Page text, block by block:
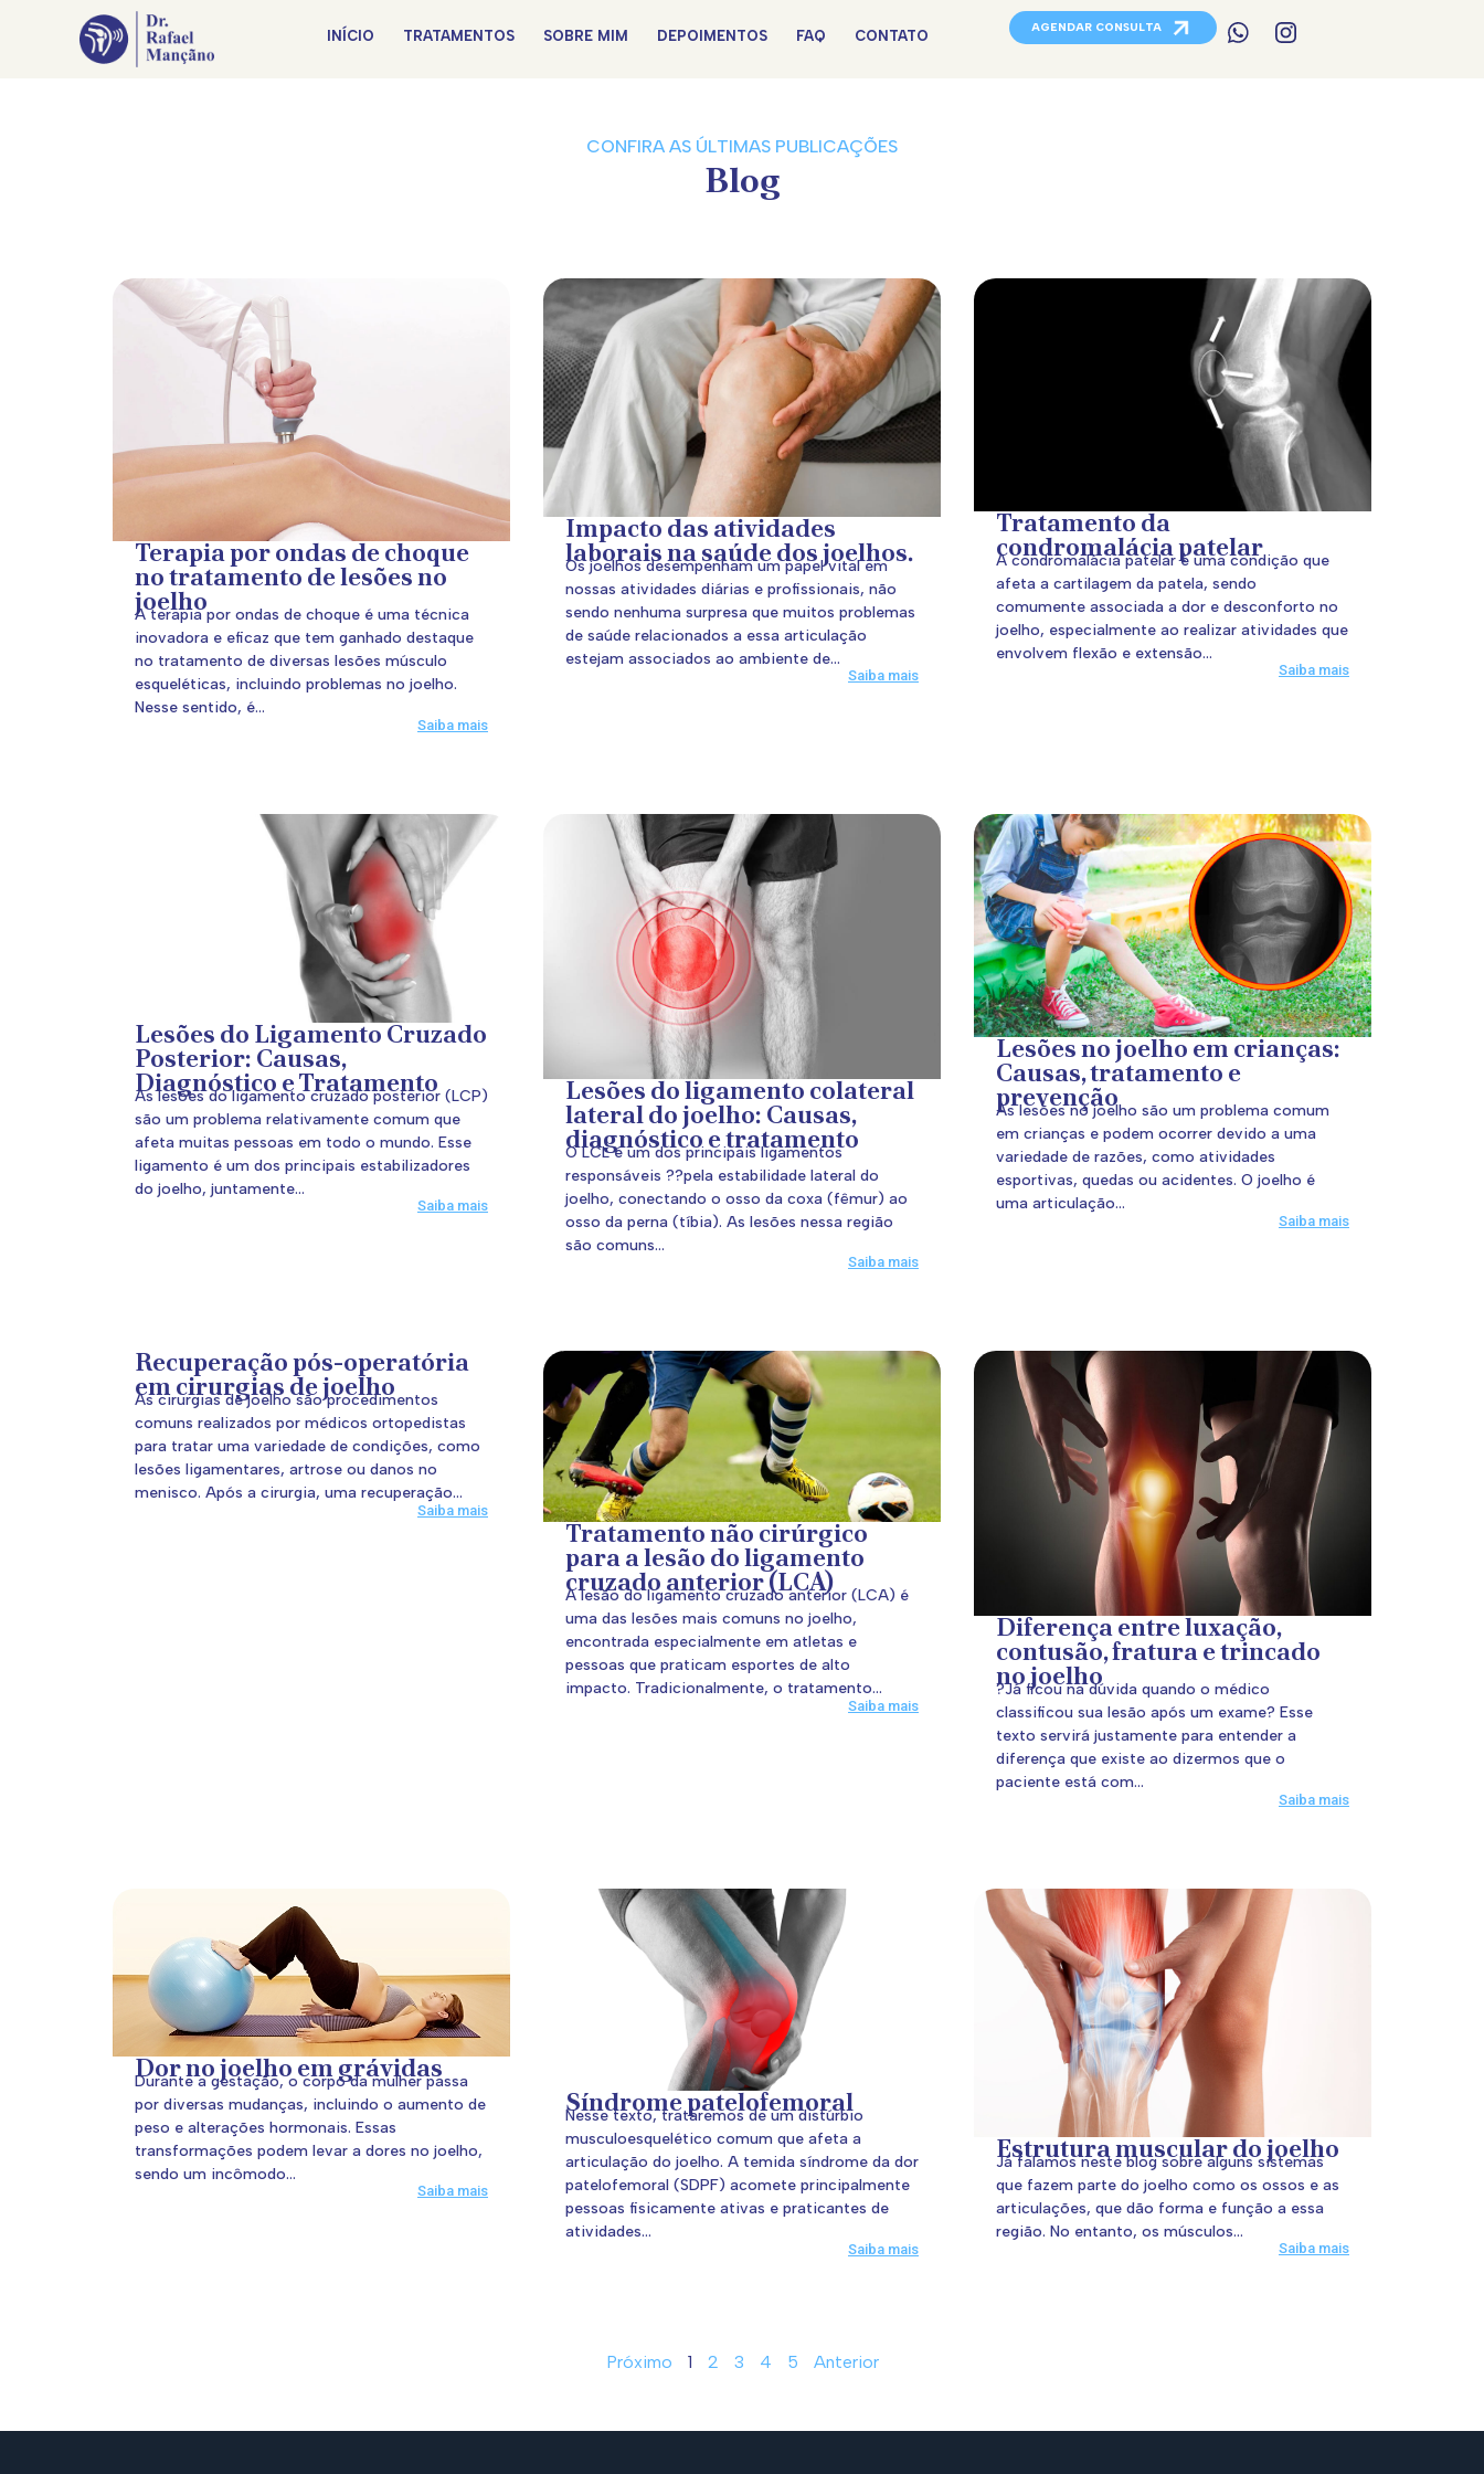
INÍCIO TRATAMENTOS SOBRE MIM DEPOIMENTOS FAQ CONTATO
AGENDAR CONSULTA
CONFIRA AS ÚLTIMAS PUBLICAÇÕES
Blog
Terapia por ondas de choque
no tratamento de lesões no
joelho
A terapia por ondas de choque é uma técnica
inovadora e eficaz que tem ganhado destaque
no tratamento de diversas lesões músculo
esqueléticas, incluindo problemas no joelho.
Nesse sentido, é...
Saiba mais
Impacto das atividades
laborais na saúde dos joelhos.
Os joelhos desempenham um papel vital em
nossas atividades diárias e profissionais, não
sendo nenhuma surpresa que muitos problemas
de saúde relacionados a essa articulação
estejam associados ao ambiente de...
Saiba mais
Tratamento da
condromalácia patelar
A condromalácia patelar é uma condição que
afeta a cartilagem da patela, sendo
comumente associada a dor e desconforto no
joelho, especialmente ao realizar atividades que
envolvem flexão e extensão...
Saiba mais
Lesões do Ligamento Cruzado
Posterior: Causas,
Diagnóstico e Tratamento
As lesões do ligamento cruzado posterior (LCP)
são um problema relativamente comum que
afeta muitas pessoas em todo o mundo. Esse
ligamento é um dos principais estabilizadores
do joelho, juntamente...
Saiba mais
Lesões do ligamento colateral
lateral do joelho: Causas,
diagnóstico e tratamento
O LCL é um dos principais ligamentos
responsáveis ??pela estabilidade lateral do
joelho, conectando o osso da coxa (fêmur) ao
osso da perna (tíbia). As lesões nessa região
são comuns...
Saiba mais
Lesões no joelho em crianças:
Causas, tratamento e
prevenção
As lesões no joelho são um problema comum
em crianças e podem ocorrer devido a uma
variedade de razões, como atividades
esportivas, quedas ou acidentes. O joelho é
uma articulação...
Saiba mais
Recuperação pós-operatória
em cirurgias de joelho
As cirurgias de joelho são procedimentos
comuns realizados por médicos ortopedistas
para tratar uma variedade de condições, como
lesões ligamentares, artrose ou danos no
menisco. Após a cirurgia, uma recuperação...
Saiba mais
Tratamento não cirúrgico
para a lesão do ligamento
cruzado anterior (LCA)
A lesão do ligamento cruzado anterior (LCA) é
uma das lesões mais comuns no joelho,
encontrada especialmente em atletas e
pessoas que praticam esportes de alto
impacto. Tradicionalmente, o tratamento...
Saiba mais
Diferença entre luxação,
contusão, fratura e trincado
no joelho
?Já ficou na dúvida quando o médico
classificou sua lesão após um exame? Esse
texto servirá justamente para entender a
diferença que existe ao dizermos que o
paciente está com...
Saiba mais
Dor no joelho em grávidas
Durante a gestação, o corpo da mulher passa
por diversas mudanças, incluindo o aumento de
peso e alterações hormonais. Essas
transformações podem levar a dores no joelho,
sendo um incômodo...
Saiba mais
Síndrome patelofemoral
Nesse texto, trataremos de um distúrbio
musculoesquelético comum que afeta a
articulação do joelho. A temida síndrome da dor
patelofemoral (SDPF) acomete principalmente
pessoas fisicamente ativas e praticantes de
atividades...
Saiba mais
Estrutura muscular do joelho
Já falamos neste blog sobre alguns sistemas
que fazem parte do joelho como os ossos e as
articulações, que dão forma e função a essa
região. No entanto, os músculos...
Saiba mais
Próximo 1 2 3 4 5 Anterior